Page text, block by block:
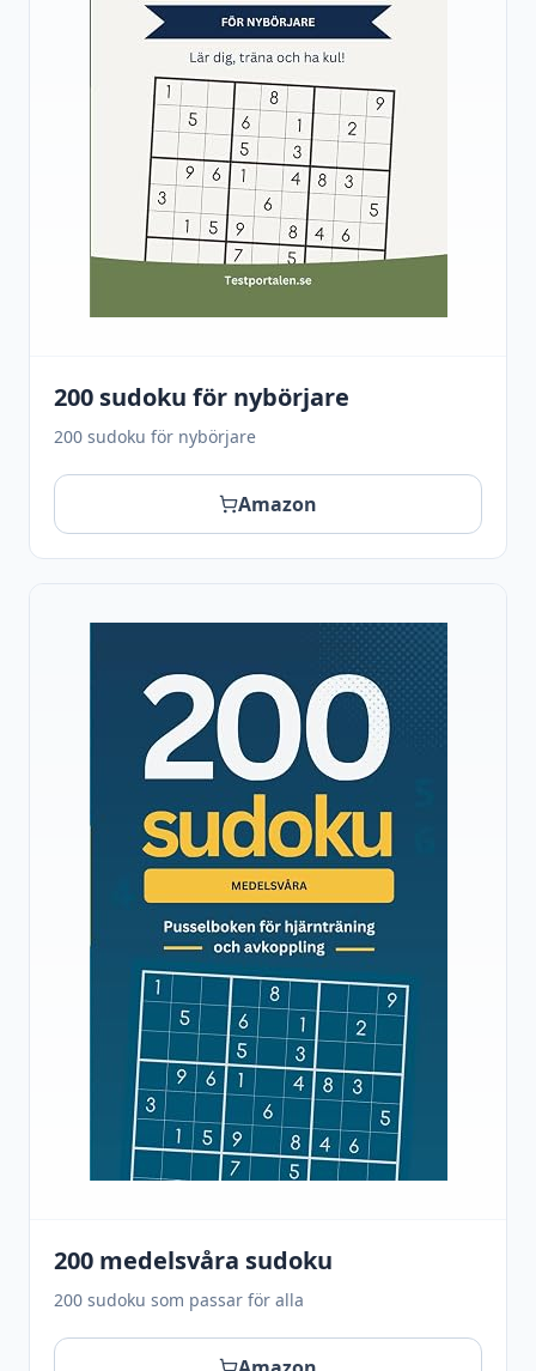
200 sudoku för nybörjare
200 sudoku för nybörjare
Amazon
200 medelsvåra sudoku
200 sudoku som passar för alla